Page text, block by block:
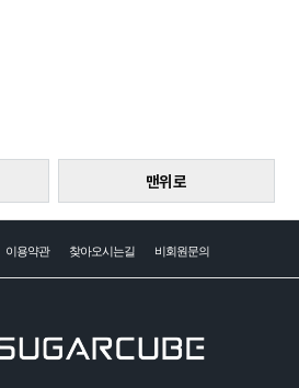
맨위로
이용약관 찾아오시는길 비회원문의